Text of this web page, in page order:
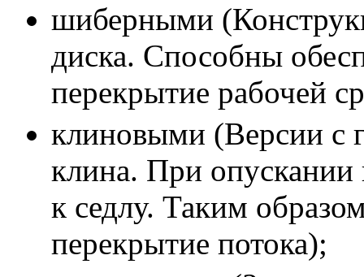
шиберными
диска. Способны
перекрытие рабочей
клиновыми (Версии с
клина. При опускании
к седлу. Таким
перекрытие потока);